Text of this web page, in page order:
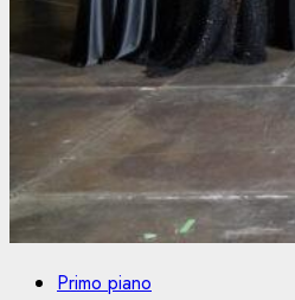
Primo piano